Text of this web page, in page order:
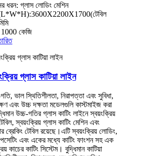
ধরন: গ্লাস লোডিং মেশিন
কেজি
গ্লাস কাটিয়া লাইন
ভাল স্থিতিশীলতা, নিরাপত্তা এবং সুবিধা,
এবং উচ্চ দক্ষতা মডেলগুলি কাস্টমাইজ করা
উচ্চ-গতির গ্লাস কাটিং লাইনে স্বয়ংক্রিয়
স্বয়ংক্রিয় গ্লাস কাটিং মেশিন এবং
ব্রেকিং টেবিল রয়েছে।এটি স্বয়ংক্রিয় লোডিং,
এবং একের মধ্যে কাটিং ফাংশন সহ এক
কাচের কাটিং সিস্টেম। বুদ্ধিমান কাটিয়া